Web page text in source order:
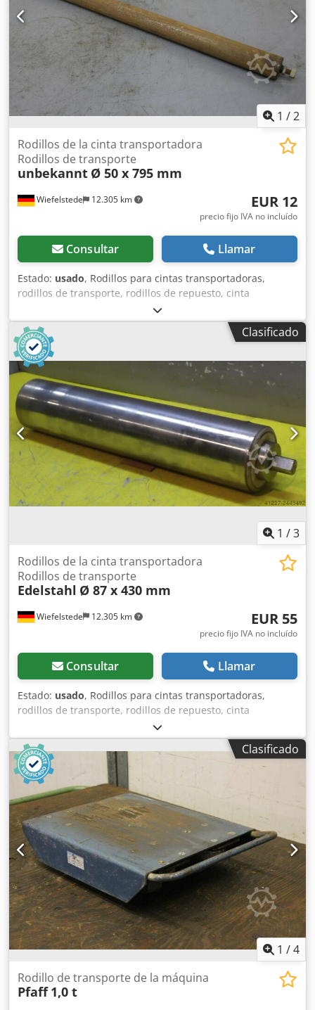
los rodillos: Ø80 x 70 mm Cantidad de rodillos: 4 Altura de
carga: 110 mm Superficie de apoyo por elemento: 180 x
110 mm Puntos de apoyo: 2 Longitud del conector: 860 mm
Anchura de vía de los carros: 50 – 1100 mm
EX ATEX - Ubicación: en stock
1 /2
Wiefelstede 12.305 km
Rodillos de la cinta transportadora
Rodillos de transporte
unbekannt Ø 50 x 795 mm
EUR 12
precio fijo IVA no incluído
Consultar Llamar
Estado: usado, Rodillos para cintas transportadoras,
rodillos de transporte, rodillos de repuesto, cinta
transportadora, línea de rodillos, rodillos de soporte -
Diámetro del rodillo: 50 mm -Ancho del rodillo de
transporte: 795 mm -Eje: M12 x 25 mm -Dimensiones: Ø
50/855 mm -Peso: 2,4 kg Dcodpod I R Syjfx Apisk
Clasificado
1 /3
Wiefelstede 12.305 km
Rodillos de la cinta transportadora
Rodillos de transporte
Edelstahl Ø 87 x 430 mm
EUR 55
precio fijo IVA no incluído
Consultar Llamar
Estado: usado, Rodillos para cintas transportadoras,
rodillos de transporte, rodillos de repuesto, cinta
transportadora, sistema de rodillos, rodillos de apoyo.
Dedpfx Apecmygysiock -Ancho del rodillo de transporte:
430 mm -Eje: cuadrado de 15 mm -Cantidad: 3 rodillos
disponibles -Precio: por unidad -Peso: 4,7 kg
Clasificado
1 /4
Rodillo de transporte de la máquina
Pfaff 1,0 t